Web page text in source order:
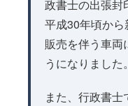
政書士の出張封
平成30年頃か
販売を伴う車両
うになりました。
また、行政書